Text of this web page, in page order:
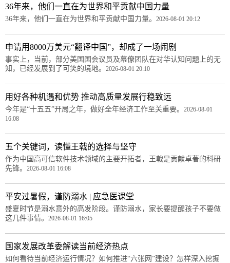
36年来，他们一直在为世界和平贡献中国力量
36年来，他们一直在为世界和平贡献中国力量。 2026-08-01 20:12
申请用8000万美元“翻译中国”，却成了一场闹剧
事实上，当前，部分美国国会议员及幕僚团队在对华认知问题上的无
知，已经发展到了可笑的境地。 2026-08-01 20:10
用好各种机遇和优势 推动高质量发展行稳致远
今年是“十五五”开局之年，做好全年经济工作至关重要。 2026-08-01
16:08
五个关键词，读懂王戟的选择与坚守
作为中国高可信软件技术领域的主要开拓者，王戟是贡献卓著的科研
先锋。 2026-08-01 16:08
平安过暑假，谨防溺水 | 应急医课堂
盛夏时节是溺水意外的高发阶段。谨防溺水，家长要提醒孩子不要做
这几件事情。 2026-08-01 16:05
国家发展改革委解读当前经济热点
如何看待当前经济运行情况？如何推进“六张网”建设？怎样深入挖掘